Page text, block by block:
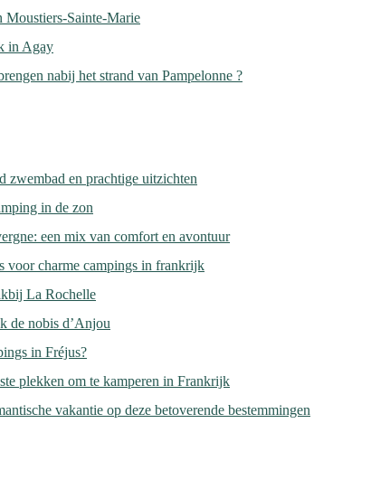
Moustiers-Sainte-Marie
in Agay
nabij het strand van Pampelonne ?
zwembad en prachtige uitzichten
in de zon
een mix van comfort en avontuur
voor charme campings in frankrijk
La Rochelle
de nobis d’Anjou
in Fréjus?
plekken om te kamperen in Frankrijk
vakantie op deze betoverende bestemmingen